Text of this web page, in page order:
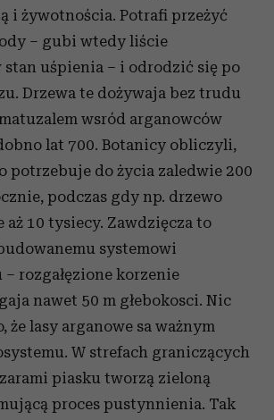
i żywotnościa. Potrafi przeżyć
– gubi wtedy liście
uśpienia – i odrodzić się po
Drzewa te dożywaja bez trudu
wsród arganowców
lat 700. Botanicy obliczyli,
potrzebuje do życia zaledwie 200
podczas gdy np. drzewo
aż 10 tysiecy. Zawdzięcza to
systemowi
rozgałęzione korzenie
nawet 50 m głebokosci. Nic
że lasy arganowe sa ważnym
W strefach graniczących
piasku tworzą zieloną
proces pustynnienia. Tak